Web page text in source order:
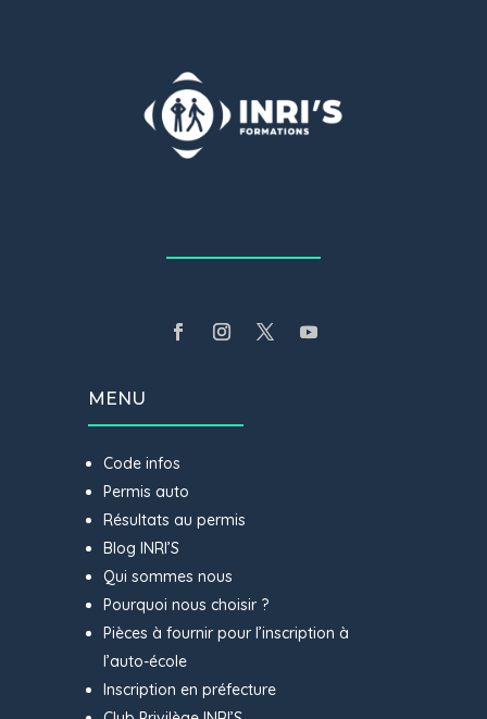
MENU
Code infos
Permis auto
Résultats au permis
Blog INRI’S
Qui sommes nous
Pourquoi nous choisir ?
Pièces à fournir pour l’inscription à
l’auto-école
Inscription en préfecture